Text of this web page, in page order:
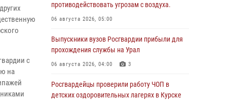
с
на
противодействовать угрозам с воздуха.
06 августа 2026, 05:00
Выпускники вузов Росгвардии прибыли для
прохождения службы на Урал
06 августа 2026, 04:00 3
Росгвардейцы проверили работу ЧОП в
детских оздоровительных лагерях в Курске